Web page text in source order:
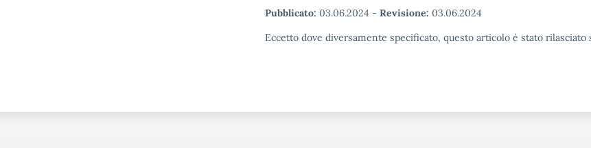
Pubblicato: 03.06.2024 - Revisione: 03.06.2024
Eccetto dove diversamente specificato, questo articolo è stato